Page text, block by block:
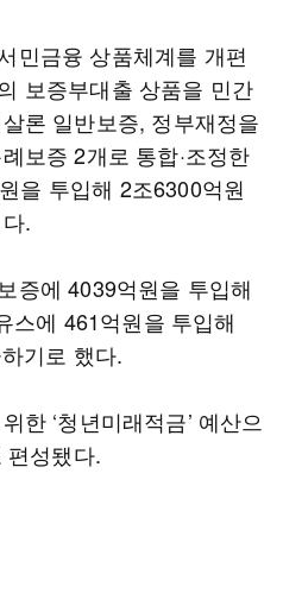
민금융 상품체계를 개편
보증부대출 상품을 민간
론 일반보증, 정부재정을
보증 2개로 통합·조정한
을 투입해 2조6300억원
.
증에 4039억원을 투입해
스에 461억원을 투입해
기로 했다.
한 ‘청년미래적금’ 예산으
편성됐다.